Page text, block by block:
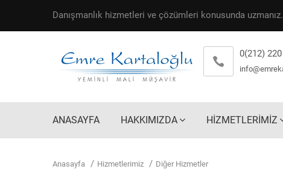
Danışmanlık hizmetleri ve çözümleri konusunda uzmanız.
0(212)
ANASAYFA HAKKIMIZDA HİZMETLERİMİZ
Anasayfa Hizmetlerimiz Diğer Hizmetler